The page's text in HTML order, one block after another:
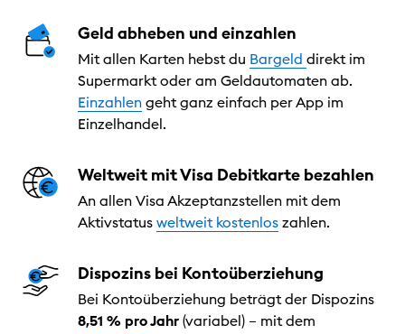
Geld abheben und einzahlen
Mit allen Karten hebst du Bargeld direkt im
Supermarkt oder am Geldautomaten ab.
Einzahlen geht ganz einfach per App im
Einzelhandel.
Weltweit mit Visa Debitkarte bezahlen
An allen Visa Akzeptanzstellen mit dem
Aktivstatus weltweit kostenlos zahlen.
Dispozins bei Kontoüberziehung
Bei Kontoüberziehung beträgt der Dispozins
8,51 % pro Jahr (variabel) – mit dem